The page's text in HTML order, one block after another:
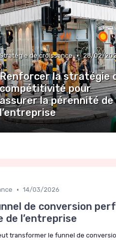
Stratégie de croissance • 28/02/
Renforcer la stratégie
compétitivité pour
assurer la pérennité de
l’entreprise
• 14/03/2026
de conversion
de l’entreprise
transformer le funnel de